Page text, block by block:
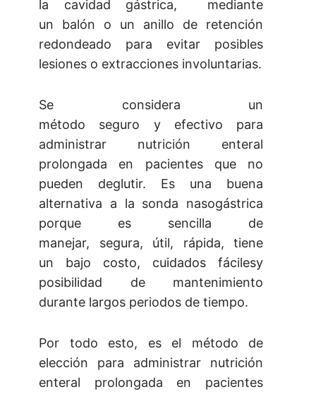
la cavidad gástrica, mediante
un balón o un anillo de retención
redondeado para evitar posibles
lesiones o extracciones involuntarias.
Se considera un
método seguro y efectivo para
administrar nutrición enteral
prolongada en pacientes que no
pueden deglutir. Es una buena
alternativa a la sonda nasogástrica
porque es sencilla de
manejar, segura, útil, rápida, tiene
un bajo costo, cuidados fácilesy
posibilidad de mantenimiento
durante largos periodos de tiempo.
Por todo esto, es el método de
elección para administrar nutrición
enteral prolongada en pacientes